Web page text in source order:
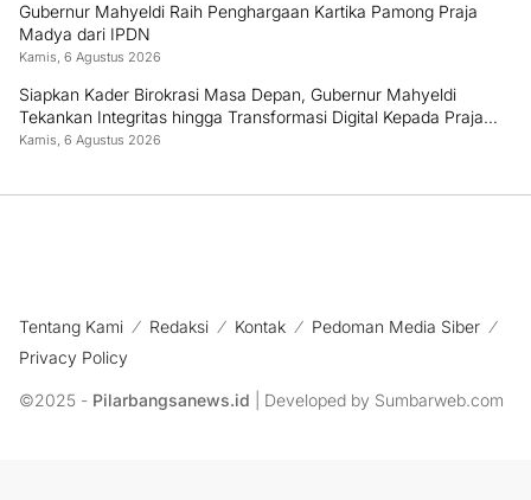
Gubernur Mahyeldi Raih Penghargaan Kartika Pamong Praja
Madya dari IPDN
Kamis, 6 Agustus 2026
Siapkan Kader Birokrasi Masa Depan, Gubernur Mahyeldi
Tekankan Integritas hingga Transformasi Digital Kepada Praja
IPDN Asal Sumbar
Kamis, 6 Agustus 2026
Tentang Kami Redaksi Kontak
Pedoman Media Siber
Privacy Policy
©2025 - Pilarbangsanews.id | Developed by Sumbarweb.com